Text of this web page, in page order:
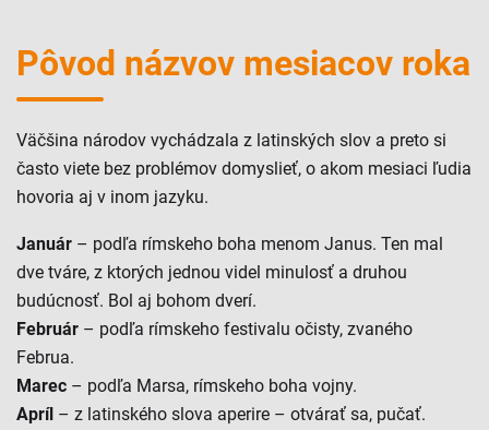
Pôvod názvov mesiacov roka
Väčšina národov vychádzala z latinských slov a preto si
často viete bez problémov domyslieť, o akom mesiaci ľudia
hovoria aj v inom jazyku.
Január – podľa rímskeho boha menom Janus. Ten mal
dve tváre, z ktorých jednou videl minulosť a druhou
budúcnosť. Bol aj bohom dverí.
Február – podľa rímskeho festivalu očisty, zvaného
Februa.
Marec – podľa Marsa, rímskeho boha vojny.
Apríl – z latinského slova aperire – otvárať sa, pučať.